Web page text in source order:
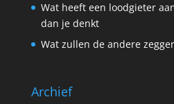
Wat heeft een loodgieter
dan je denkt
Wat zullen de andere
Archief